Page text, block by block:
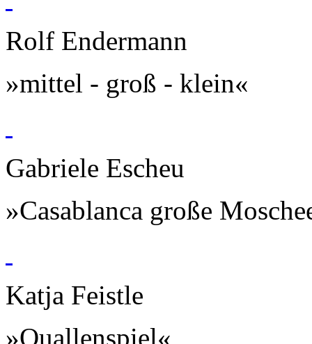
Rolf Endermann
»mittel - groß - klein«
Gabriele Escheu
»Casablanca große
Katja Feistle
»Quallenspiel«